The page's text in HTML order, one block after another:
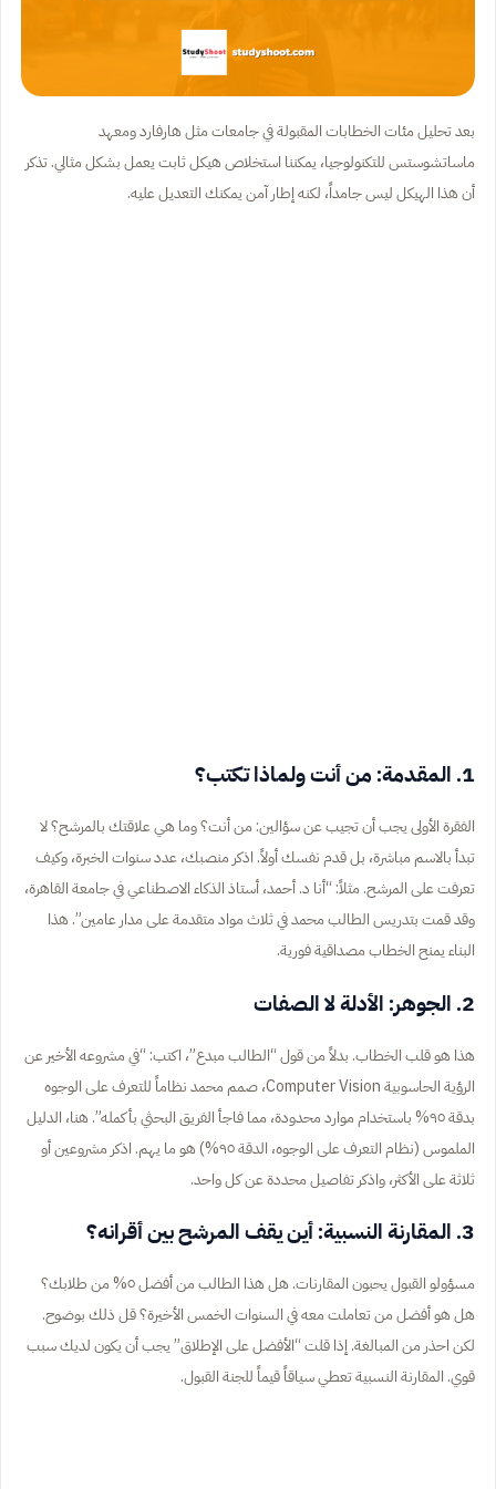
بعد تحليل مئات الخطابات المقبولة في جامعات مثل هارفارد ومعهد
ماساتشوستس للتكنولوجيا، يمكننا استخلاص هيكل ثابت يعمل بشكل مثالي. تذكر
أن هذا الهيكل ليس جامداً، لكنه إطار آمن يمكنك التعديل عليه.
1. المقدمة: من أنت ولماذا تكتب؟
الفقرة الأولى يجب أن تجيب عن سؤالين: من أنت؟ وما هي علاقتك بالمرشح؟ لا
تبدأ بالاسم مباشرة، بل قدم نفسك أولاً. اذكر منصبك، عدد سنوات الخبرة، وكيف
تعرفت على المرشح. مثلاً: “أنا د. أحمد، أستاذ الذكاء الاصطناعي في جامعة القاهرة،
وقد قمت بتدريس الطالب محمد في ثلاث مواد متقدمة على مدار عامين”. هذا
البناء يمنح الخطاب مصداقية فورية.
2. الجوهر: الأدلة لا الصفات
هذا هو قلب الخطاب. بدلاً من قول “الطالب مبدع”، اكتب: “في مشروعه الأخير عن
الرؤية الحاسوبية Computer Vision، صمم محمد نظاماً للتعرف على الوجوه
بدقة ٩٥% باستخدام موارد محدودة، مما فاجأ الفريق البحثي بأكمله”. هنا، الدليل
الملموس (نظام التعرف على الوجوه، الدقة ٩٥%) هو ما يهم. اذكر مشروعين أو
ثلاثة على الأكثر، واذكر تفاصيل محددة عن كل واحد.
3. المقارنة النسبية: أين يقف المرشح بين أقرانه؟
مسؤولو القبول يحبون المقارنات. هل هذا الطالب من أفضل ٥% من طلابك؟
هل هو أفضل من تعاملت معه في السنوات الخمس الأخيرة؟ قل ذلك بوضوح.
لكن احذر من المبالغة. إذا قلت “الأفضل على الإطلاق” يجب أن يكون لديك سبب
قوي. المقارنة النسبية تعطي سياقاً قيماً للجنة القبول.